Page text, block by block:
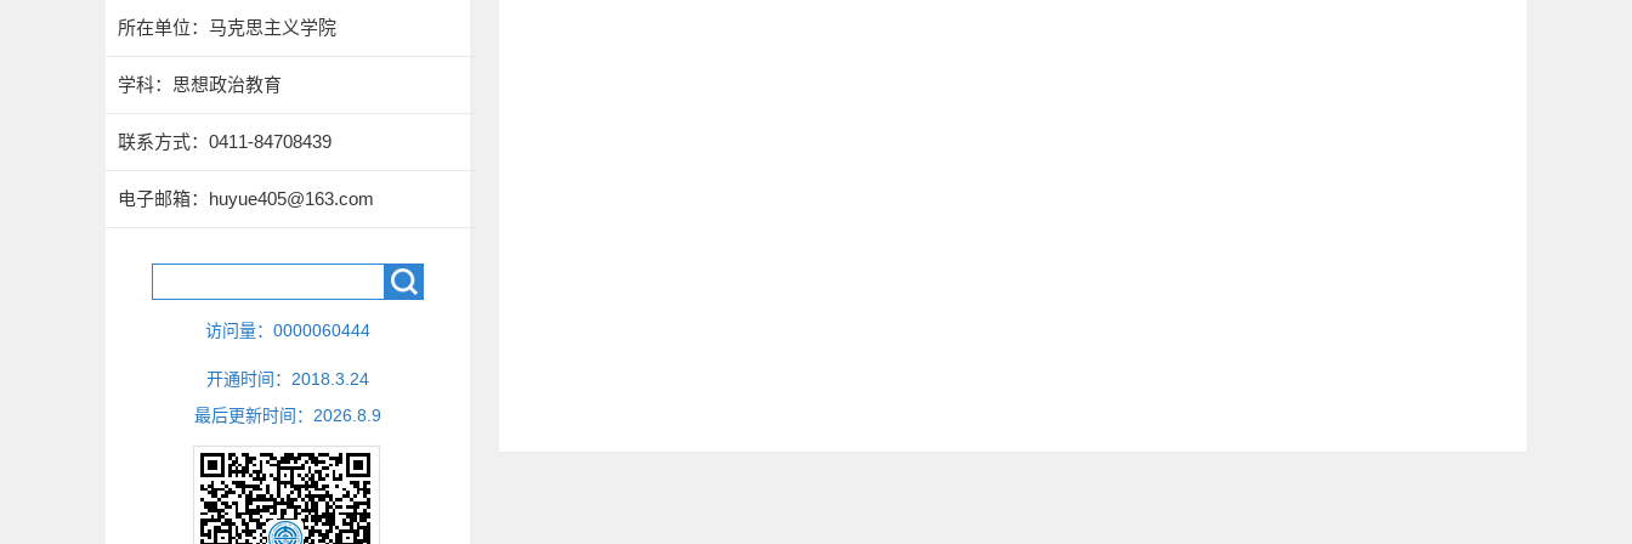
所在单位：马克思主义学院
学科：思想政治教育
联系方式： 0411-84708439
电子邮箱： huyue405@163.com
访问量： 0000060444
开通时间： 2018 3 24
最后更新时间： 2026 8 9